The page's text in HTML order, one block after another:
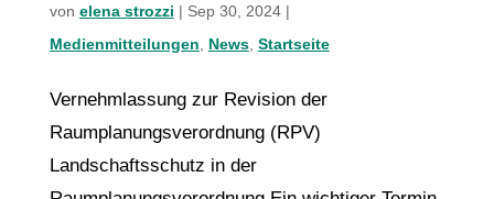
von elena strozzi | Sep 30, 2024|
Medienmitteilungen
News, Startseite
Vernehmlassung zur Revision der
Raumplanungsverordnung (RPV)
Landschaftsschutz in der